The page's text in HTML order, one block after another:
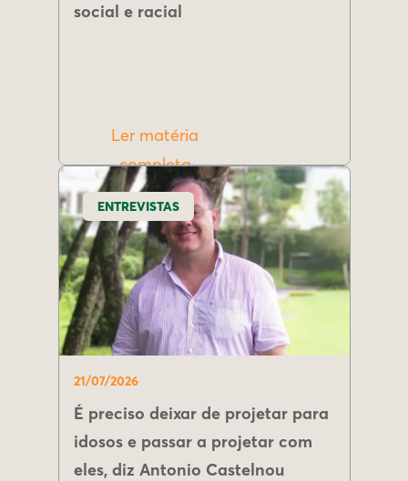
social e racial
Ler matéria
completa
ENTREVISTAS
21/07/2026
É preciso deixar de projetar para
idosos e passar a projetar com
eles, diz Antonio Castelnou